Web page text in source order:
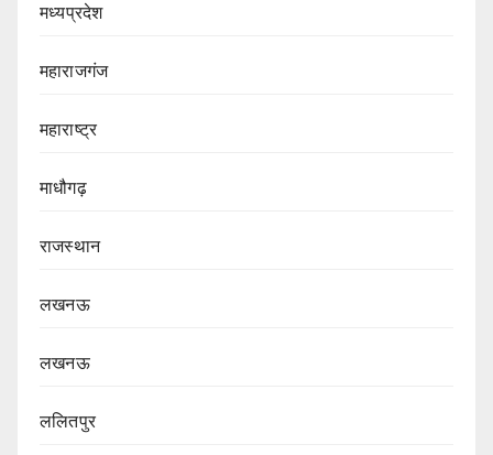
मध्यप्रदेश
महाराजगंज
महाराष्ट्र
माधौगढ़
राजस्थान
लखनऊ
लखनऊ
ललितपुर